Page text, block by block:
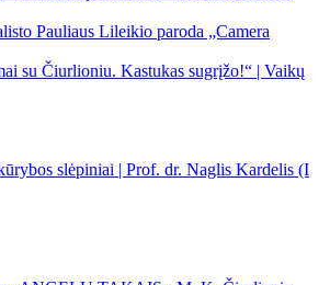
Pauliaus Lileikio paroda „Camera
su Čiurlioniu. Kastukas sugrįžo!“ | Vaikų
slėpiniai | Prof. dr. Naglis Kardelis (I